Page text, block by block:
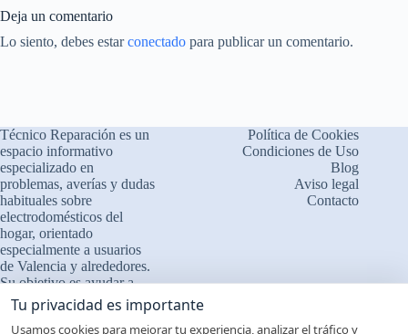
Deja un comentario
Lo siento, debes estarconectado para publicar un comentario.
Técnico Reparación es un
espacio informativo
especializado en
problemas, averías y dudas
habituales sobre
electrodomésticos del
hogar, orientado
especialmente a usuarios
de Valencia y alrededores.
Su objetivo es ayudar a
comprender el
funcionamiento de los
Política de Cookies
Condiciones de Uso
Blog
Aviso legal
Contacto
Tu privacidad es importante
Usamos cookies para mejorar tu experiencia, analizar el tráfico y
❓ Interpretamos errores y
fallos